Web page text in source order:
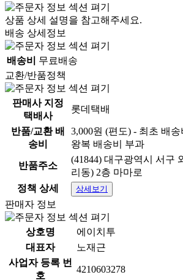
상품 상세 설명을 참고해주세요.
배송 상세정보
배송비
무료배송
교환/반품정책
판매사 지정
택배사
롯데택배
반품/교환 배
송비
3,000원 (편도) - 최초 배
왕복 배송비 부과
반품주소
(41844) 대구광역시 서구
리동) 2층 마마로
정책 상세
상세보기
판매자 정보
상호명
에이치투
대표자
노재근
사업자 등록 번
호
4210603278